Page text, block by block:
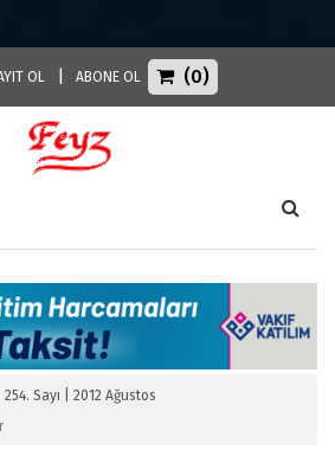
OL ABONE OL (0)
254. Sayı | 2012 Ağustos